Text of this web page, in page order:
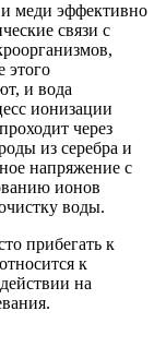
меди эффективно
связи с
этого
и вода
ионизации
через
из серебра и
напряжение с
ионов
воды.
прибегать к
к
на